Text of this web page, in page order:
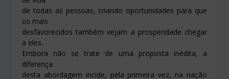
de todas as pessoas, criando oportunidades para que
os mais
desfavorecidos também vejam a prosperidade chegar
a eles.
Embora não se trate de uma proposta inédita, a
diferença
desta abordagem incide, pela primeira vez, na nação